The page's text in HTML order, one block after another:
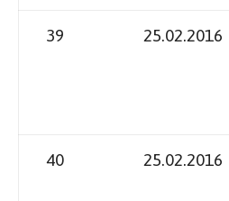
39 25.02.2016
40 25.02.2016